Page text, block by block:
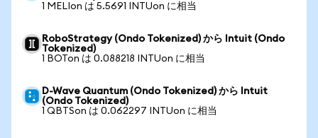
1 MELIon は 5.5691 INTUon に相当
RoboStrategy (Ondo Tokenized) から Intuit (Ondo
Tokenized)
1 BOTon は 0.088218 INTUon に相当
D-Wave Quantum (Ondo Tokenized) から Intuit
(Ondo Tokenized)
1 QBTSon は 0.062297 INTUon に相当